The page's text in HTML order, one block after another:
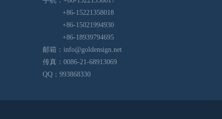
+86-15221358018
+86-15021994930
+86-18939794695
邮箱： info@goldensign.net
传真：0086-21-68913069
QQ：993868330